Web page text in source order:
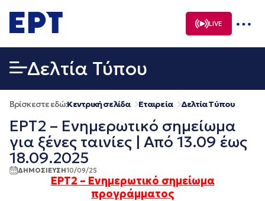
σε
περιεχόμενο
LIVE
Δελτία Τύπου
Βρίσκεστε εδώ:Κεντρική σελίδα Εταιρεία Δελτία Τύπου
ΕΡΤ2 – Ενημερωτικό σημείωμα
για ξένες ταινίες | Από 13.09 έως
18.09.2025
ΔΗΜΟΣΙΕΥΣΗ10/09/25
ΕΡΤ2 – Ενημερωτικό σημείωμα
προγράμματος